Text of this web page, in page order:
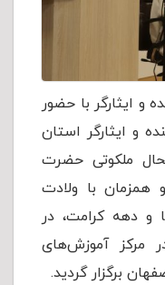
و ایثارگر با حضور
رزمنده و ایثارگر استان
ملکوتی حضرت
قیام ۱۵ خرداد و همزمان با ولادت
و دهه کرامت، در
چهارشنبه ۱۱خرداد ۱۴۰۱ در مرکز آموزش‌های
برگزار گردید.